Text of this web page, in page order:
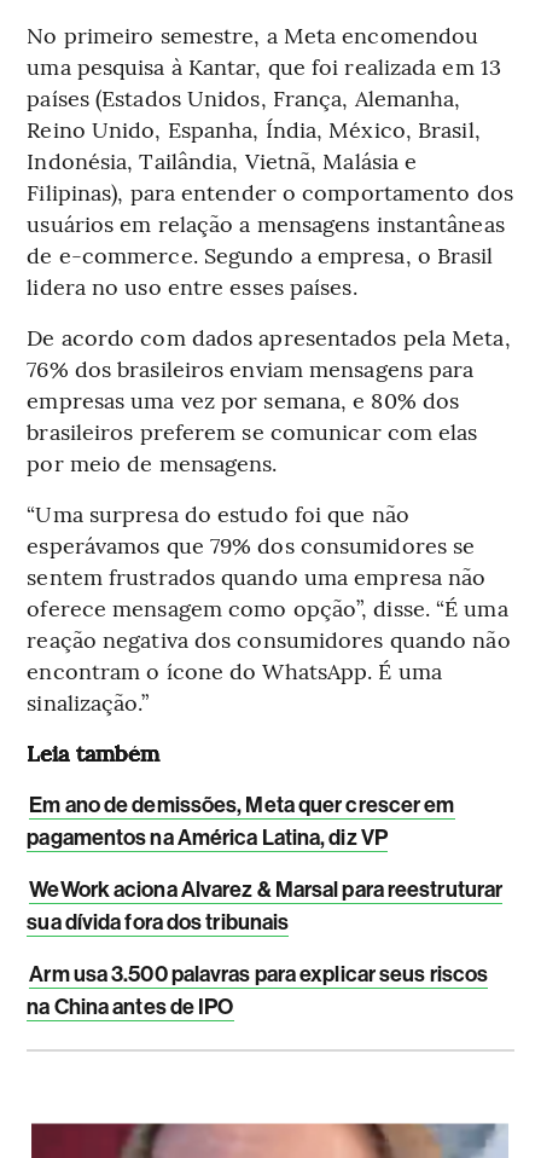
No primeiro semestre, a Meta encomendou
uma pesquisa à Kantar, que foi realizada em 13
países (Estados Unidos, França, Alemanha,
Reino Unido, Espanha, Índia, México, Brasil,
Indonésia, Tailândia, Vietnã, Malásia e
Filipinas), para entender o comportamento dos
usuários em relação a mensagens instantâneas
de e-commerce. Segundo a empresa, o Brasil
lidera no uso entre esses países.
De acordo com dados apresentados pela Meta,
76% dos brasileiros enviam mensagens para
empresas uma vez por semana, e 80% dos
brasileiros preferem se comunicar com elas
por meio de mensagens.
“Uma surpresa do estudo foi que não
esperávamos que 79% dos consumidores se
sentem frustrados quando uma empresa não
oferece mensagem como opção”, disse. “É uma
reação negativa dos consumidores quando não
encontram o ícone do WhatsApp. É uma
sinalização.”
Leia também
Em ano de demissões, Meta quer crescer em
pagamentos na América Latina, diz VP
WeWork aciona Alvarez & Marsal para reestruturar
sua dívida fora dos tribunais
Arm usa 3.500 palavras para explicar seus riscos
na China antes de IPO